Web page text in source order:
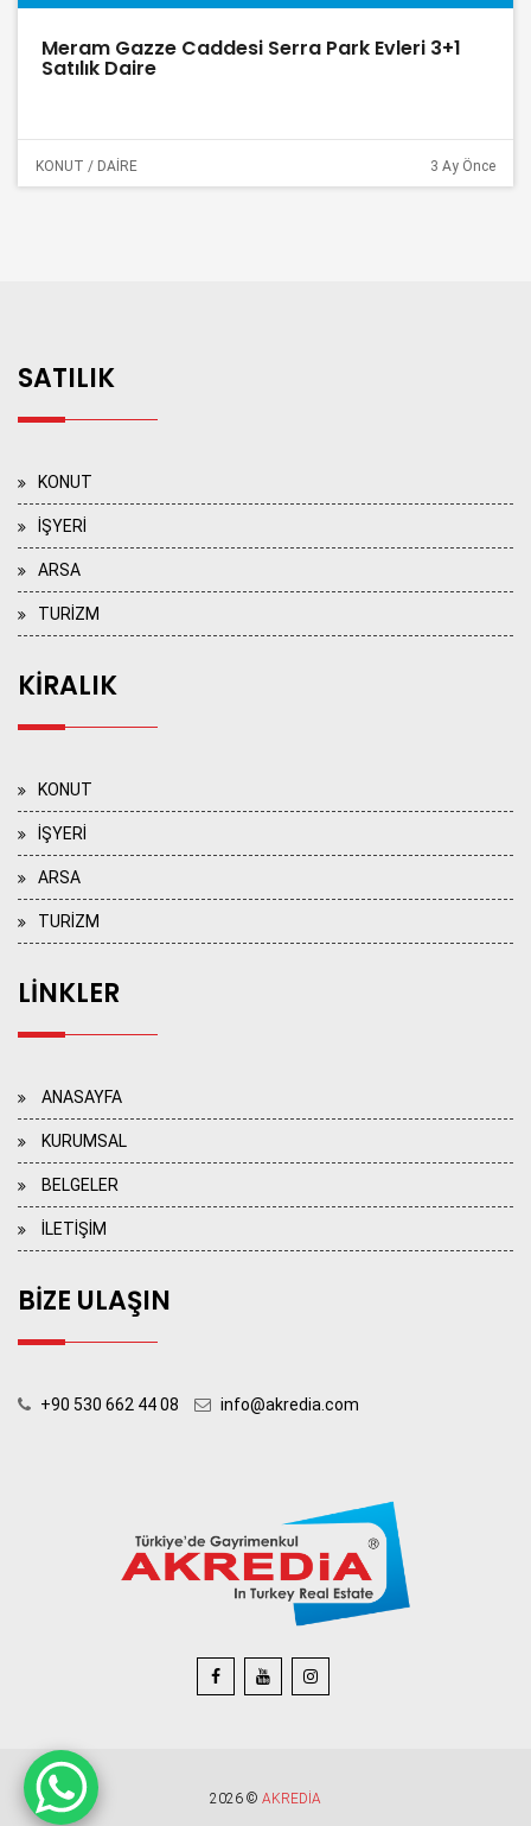
Meram Gazze Caddesi Serra Park Evleri 3+1
Satılık Daire
KONUT / DAİRE 3 Ay Önce
SATILIK
KONUT
İŞYERİ
ARSA
TURİZM
KİRALIK
KONUT
İŞYERİ
ARSA
TURİZM
LİNKLER
ANASAYFA
KURUMSAL
BELGELER
İLETİŞİM
BİZE ULAŞIN
+90 530 662 44 08 info@akredia.com
2026 © AKREDİA